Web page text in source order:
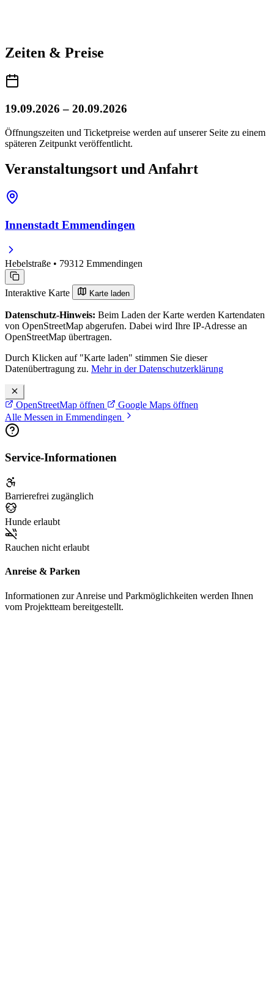
Zeiten & Preise
19.09.2026 – 20.09.2026
Öffnungszeiten und Ticketpreise werden auf unserer Seite zu einem
späteren Zeitpunkt veröffentlicht.
Veranstaltungsort und Anfahrt
Innenstadt Emmendingen
Hebelstraße • 79312 Emmendingen
Interaktive Karte Karte laden
Datenschutz-Hinweis: Beim Laden der Karte werden Kartendaten
von OpenStreetMap abgerufen. Dabei wird Ihre IP-Adresse an
OpenStreetMap übertragen.
Durch Klicken auf "Karte laden" stimmen Sie dieser
Datenübertragung zu. Mehr in der Datenschutzerklärung
OpenStreetMap öffnen
Google Maps öffnen
Alle Messen in Emmendingen
Service-Informationen
Barrierefrei zugänglich
Hunde erlaubt
Rauchen nicht erlaubt
Anreise & Parken
Informationen zur Anreise und Parkmöglichkeiten werden Ihnen
vom Projektteam bereitgestellt.